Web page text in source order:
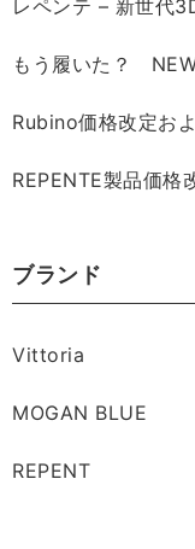
レペンテ – 新世代
もう履いた？
Rubino価格改定お
REPENTE製品価格
ブランド
Vittoria
MOGAN BLUE
REPENT